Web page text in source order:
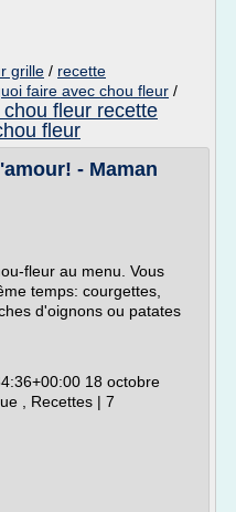
grille / recette
faire avec chou fleur /
fleur recette
fleur
- Maman
fleur au menu. Vous
temps: courgettes,
d'oignons ou patates
18 octobre
, Recettes | 7